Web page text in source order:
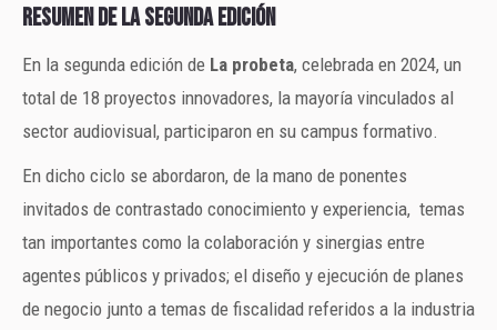
RESUMEN DE LA SEGUNDA EDICIÓN
En la segunda edición de La probeta, celebrada en 2024, un
total de 18 proyectos innovadores, la mayoría vinculados al
sector audiovisual, participaron en su campus formativo.
En dicho ciclo se abordaron, de la mano de ponentes
invitados de contrastado conocimiento y experiencia, temas
tan importantes como la colaboración y sinergias entre
agentes públicos y privados; el diseño y ejecución de planes
de negocio junto a temas de fiscalidad referidos a la industria